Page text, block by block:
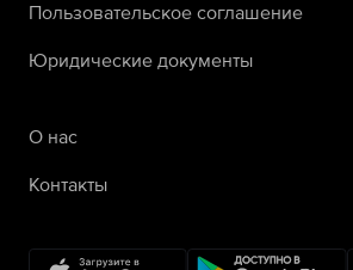
Пользовательское соглашение
Юридические документы
О нас
Контакты